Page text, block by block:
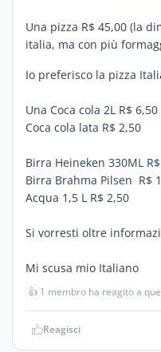
Una pizza R$ 45,00 (la
italia, ma con più
Io preferisco la pizza
Una Coca cola 2L R$ 6,50
Coca cola lata R$ 2,50
Birra Heineken 330ML
Birra Brahma Pilsen R$
Acqua 1,5 L R$ 2,50
Si vorresti oltre
Mi scusa mio Italiano
👍 1 membro ha reagito a
Reagisci